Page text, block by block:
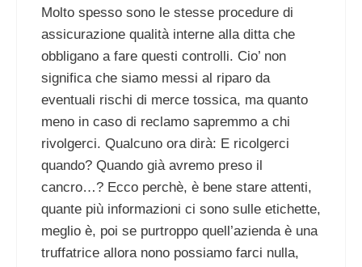
Molto spesso sono le stesse procedure di
assicurazione qualità interne alla ditta che
obbligano a fare questi controlli. Cio’ non
significa che siamo messi al riparo da
eventuali rischi di merce tossica, ma quanto
meno in caso di reclamo sapremmo a chi
rivolgerci. Qualcuno ora dirà: E ricolgerci
quando? Quando già avremo preso il
cancro…? Ecco perchè, è bene stare attenti,
quante più informazioni ci sono sulle etichette,
meglio è, poi se purtroppo quell’azienda è una
truffatrice allora nono possiamo farci nulla,